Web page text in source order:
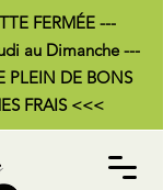
FERMÉE ---
au Dimanche ---
PLEIN DE BONS
FRAIS <<<